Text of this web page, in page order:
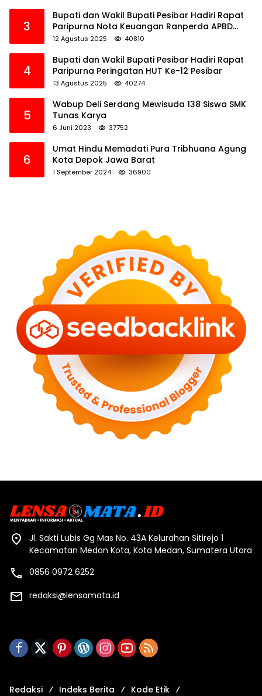
3
Bupati dan Wakil Bupati Pesibar Hadiri Rapat
Paripurna Nota Keuangan Ranperda APBD
Perubahan TA 2025
12 Agustus 2025 40810
4
Bupati dan Wakil Bupati Pesibar Hadiri Rapat
Paripurna Peringatan HUT Ke-12 Pesibar
13 Agustus 2025 40274
5
Wabup Deli Serdang Mewisuda 138 Siswa SMK
Tunas Karya
6 Juni 2023 37752
6
Umat Hindu Memadati Pura Tribhuana Agung
Kota Depok Jawa Barat
1 September 2024 36900
Jl. Sakti Lubis Gg Mas No. 43A Kelurahan Sitirejo 1
Kecamatan Medan Kota, Kota Medan, Sumatera Utara
0856 0972 6252
redaksi@lensamata.id
Redaksi Indeks Berita Kode Etik